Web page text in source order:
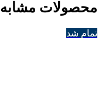
محصولات مشابه
تمام شد